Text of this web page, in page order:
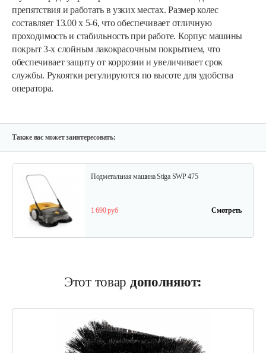
препятствия и работать в узких местах. Размер колес
составляет 13.00 x 5-6, что обеспечивает отличную
проходимость и стабильность при работе. Корпус машины
покрыт 3-х слойным лакокрасочным покрытием, что
обеспечивает защиту от коррозии и увеличивает срок
службы. Рукоятки регулируются по высоте для удобства
оператора.
Также вас может заинтересовать:
Подметальная машина Stiga SWP 475
1 690 руб Смотреть
Этот товар дополняют: